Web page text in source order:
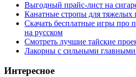
Выгодный прайс-лист на
Канатные стропы для тяжелых
Скачать бесплатные игры про
на русском
Смотреть лучшие тайские
Лакорны с сильными главными
Интересное